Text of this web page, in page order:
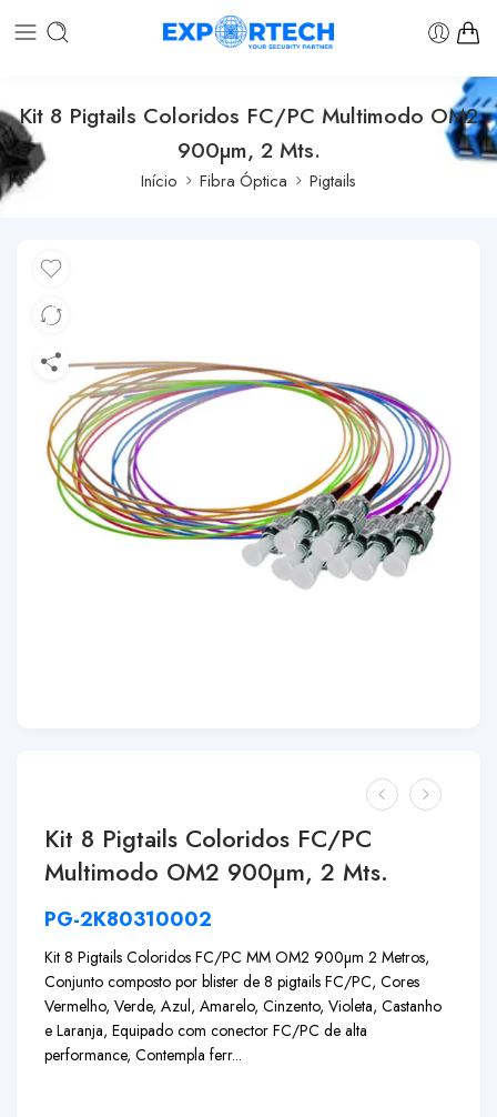
Kit 8 Pigtails Coloridos FC/PC Multimodo OM2
900µm, 2 Mts.
Início Fibra Óptica Pigtails
Kit 8 Pigtails Coloridos FC/PC
Multimodo OM2 900µm, 2 Mts.
PG-2K80310002
Kit 8 Pigtails Coloridos FC/PC MM OM2 900µm 2 Metros,
Conjunto composto por blister de 8 pigtails FC/PC, Cores
Vermelho, Verde, Azul, Amarelo, Cinzento, Violeta, Castanho
e Laranja, Equipado com conector FC/PC de alta
performance, Contempla ferr...